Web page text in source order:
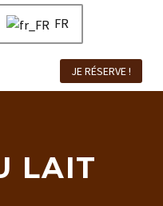
FR
JE RÉSERVE !
LAIT